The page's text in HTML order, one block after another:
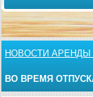
НОВОСТИ
ВО ВРЕМЯ